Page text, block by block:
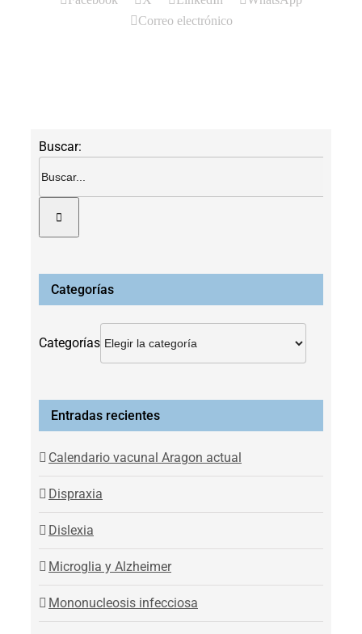
Correo electrónico
Buscar:
Categorías
Categorías
Entradas recientes
Calendario vacunal Aragon actual
Dispraxia
Dislexia
Microglia y Alzheimer
Mononucleosis infecciosa